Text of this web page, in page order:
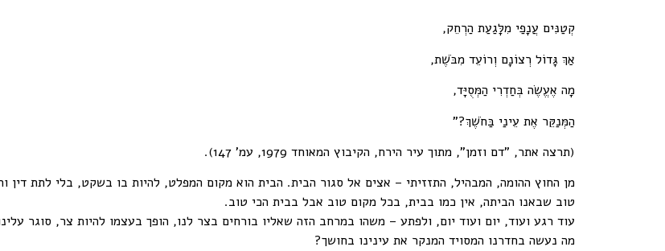
קְטַנִּים עֲנָפַי מִלָּגַעַת הַרְחֵק,
אַךְ גָּדוֹל רְצוֹנָם וְרוֹעֵד מִבֹּשֶׁת,
מָה אֶעֱשֶׂה בְּחַדְרִי הַמְּסֻיָּד,
הַמְּנַקֵּר אֶת עֵינַי בַּחֹשֶׁךְ?"
(תרצה אתר, "דם וזמן", מתוך עיר הירח, הקיבוץ המאוחד 1979, עמ' 147).
מן החוץ ההומה, המבהיל, התזזיתי – אצים אל סגור הבית. הבית הוא מקום המפלט, להיות בו בשקט, בלי לתת
טוב שבאנו הביתה, אין כמו בבית, בכל מקום טוב אבל בבית הכי טוב.
עוד רגע ועוד, יום ועוד יום, ולפתע – משהו במרחב הזה שאליו בורחים בצר לנו, הופך בעצמו להיות צר, סוגר
מה נעשה בחדרנו המסויד המנקר את עינינו בחושך?